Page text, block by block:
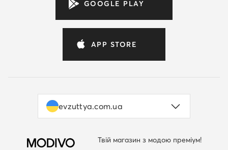
GOOGLE PLAY
APP STORE
evzuttya.com.ua
Твій магазин з модою преміум!